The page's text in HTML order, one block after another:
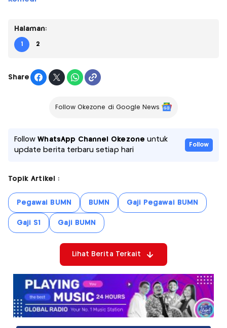
Halaman:
1 2
Share
Follow Okezone di Google News
FollowWhatsApp Channel Okezone untuk
update berita terbaru setiap hari
Follow
Topik Artikel :
Pegawai BUMN BUMN Gaji Pegawai BUMN
Gaji S1 Gaji BUMN
Lihat Berita Terkait